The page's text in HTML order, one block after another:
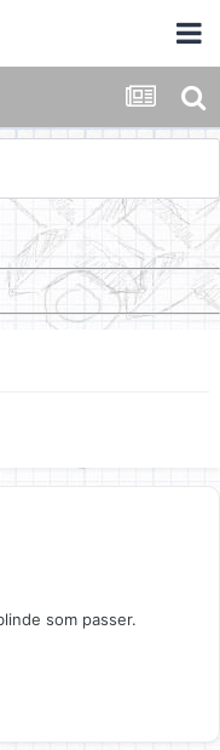
som passer.